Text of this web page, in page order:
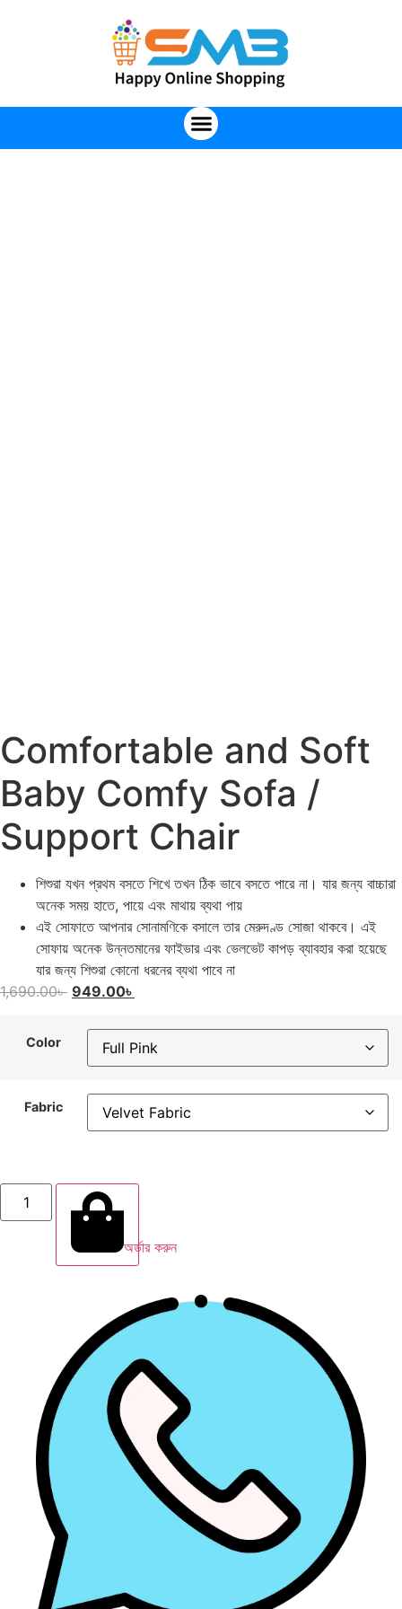
Comfortable and Soft
Baby Comfy Sofa /
Support Chair
শিশুরা যখন প্রথম বসতে শিখে তখন ঠিক ভাবে বসতে পারে না। যার জন্য বাচ্চারা
অনেক সময় হাতে, পায়ে এবং মাথায় ব্যথা পায়
এই সোফাতে আপনার সোনামণিকে বসালে তার মেরুদণ্ড সোজা থাকবে। এই
সোফায় অনেক উন্নতমানের ফাইভার এবং ভেলভেট কাপড় ব্যাবহার করা হয়েছে
যার জন্য শিশুরা কোনো ধরনের ব্যথা পাবে না
1,690.00৳ 949.00৳
Color
Fabric
অর্ডার করুন